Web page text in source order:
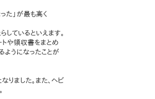
た」が最も高く
ているといえます。
トや領収書をまとめ
ようになったことが
ました。また、ヘビ